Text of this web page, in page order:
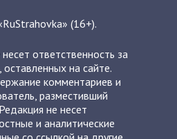
(16+).
ответственность за
на сайте.
комментариев и
разместивший
не несет
и аналитические